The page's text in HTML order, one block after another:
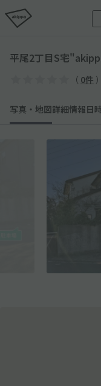
平尾2丁目S宅
（ 0件 ）
写真・地図詳細情報日